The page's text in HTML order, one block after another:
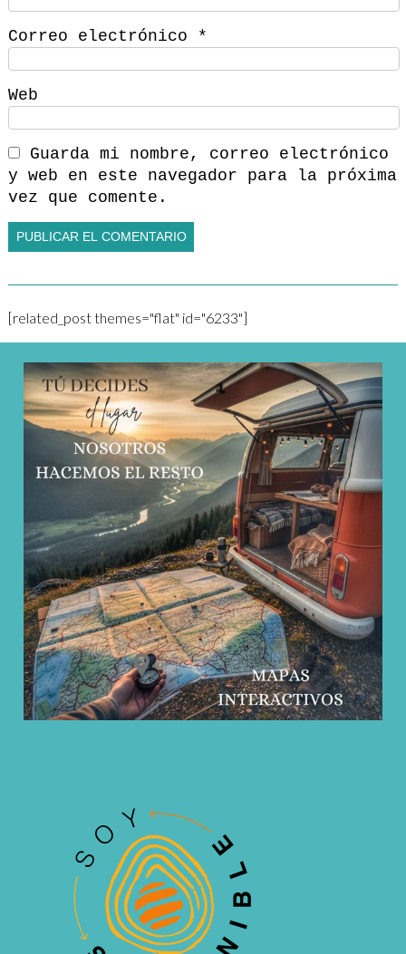
Correo electrónico *
Web
Guarda mi nombre, correo electrónico
y web en este navegador para la próxima
vez que comente.
[related_post themes="flat" id="6233"]